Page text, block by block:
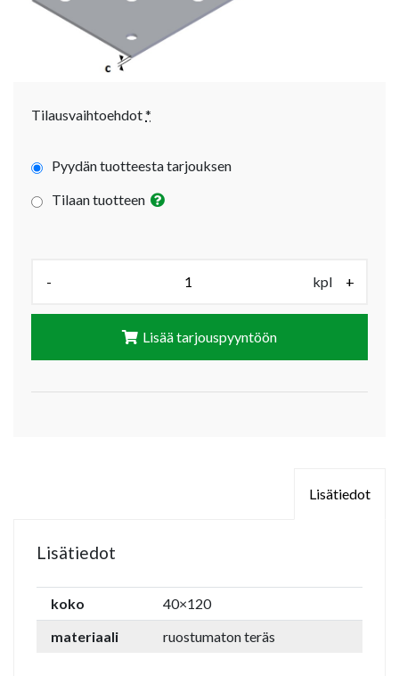
Tilausvaihtoehdot*
Pyydän tuotteesta tarjouksen
Tilaan tuotteen
- kpl +
Lisää tarjouspyyntöön
Lisätiedot
Lisätiedot
koko
40×120
materiaali
ruostumaton teräs